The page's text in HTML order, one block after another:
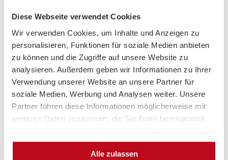
Diese Webseite verwendet Cookies
Wir verwenden Cookies, um Inhalte und Anzeigen zu
personalisieren, Funktionen für soziale Medien anbieten
zu können und die Zugriffe auf unsere Website zu
analysieren. Außerdem geben wir Informationen zu Ihrer
Verwendung unserer Website an unsere Partner für
soziale Medien, Werbung und Analysen weiter. Unsere
Partner führen diese Informationen möglicherweise mit
weiteren Daten zusammen, die Sie ihnen bereitgestellt
gesammelt haben.
Alle zulassen
Ich unterzeichne, weil….
Datenschutz *
Petition übergeben werden dürfen.